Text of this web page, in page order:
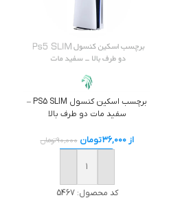
برچسب اسکین کنسول PS5 SLIM –
سفید مات دو طرف بالا
از36,000تومان 90,000تومان
خرید
کد محصول:5467